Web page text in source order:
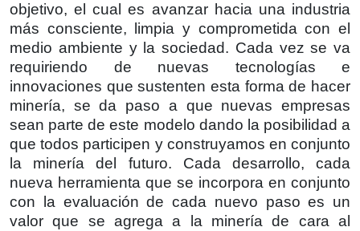
objetivo, el cual es avanzar hacia una industria
más consciente, limpia y comprometida con el
medio ambiente y la sociedad. Cada vez se va
requiriendo de nuevas tecnologías e
innovaciones que sustenten esta forma de hacer
minería, se da paso a que nuevas empresas
sean parte de este modelo dando la posibilidad a
que todos participen y construyamos en conjunto
la minería del futuro. Cada desarrollo, cada
nueva herramienta que se incorpora en conjunto
con la evaluación de cada nuevo paso es un
valor que se agrega a la minería de cara al